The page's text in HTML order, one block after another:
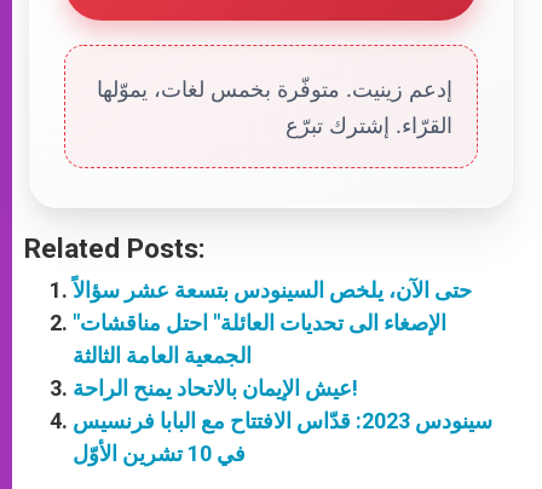
إدعم زينيت. متوفّرة بخمس لغات، يموّلها
القرّاء. إشترك تبرّع
Related Posts:
حتى الآن، يلخص السينودس بتسعة عشر سؤالاً
"الإصغاء الى تحديات العائلة" احتل مناقشات
الجمعية العامة الثالثة
عيش الإيمان بالاتحاد يمنح الراحة!
سينودس 2023: قدّاس الافتتاح مع البابا فرنسيس
في 10 تشرين الأوّل